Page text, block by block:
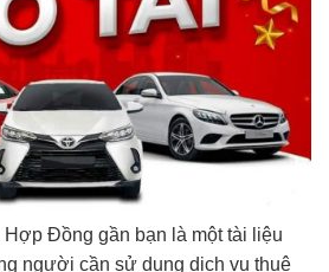
Đồng gần bạn là một tài liệu
người cần sử dụng dịch vụ thuê